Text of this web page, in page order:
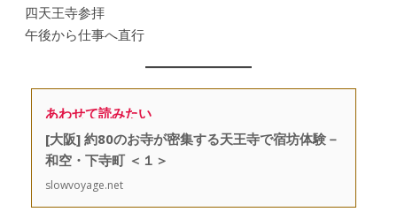
四天王寺参拝
午後から仕事へ直行
あわせて読みたい
[大阪] 約80のお寺が密集する天王寺で宿坊体験－
和空・下寺町 ＜１＞
slowvoyage.net